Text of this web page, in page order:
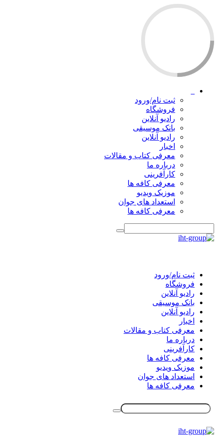
ثبت نام/ورود
فروشگاه
رادیو آنلاین
بانک موسیقی
رادیو آنلاین
اخبار
معرفی کتاب و مقالات
درباره ما
کارآفرینی
معرفی کافه ها
موزیک ویدیو
استعداد های جوان
معرفی کافه ها
ثبت نام/ورود
فروشگاه
رادیو آنلاین
بانک موسیقی
رادیو آنلاین
اخبار
معرفی کتاب و مقالات
درباره ما
کارآفرینی
معرفی کافه ها
موزیک ویدیو
استعداد های جوان
معرفی کافه ها